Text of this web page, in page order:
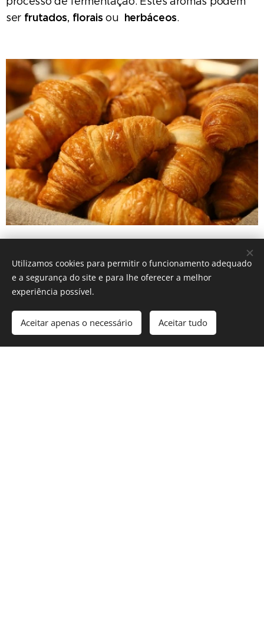
ser frutados, floraisou herbáceos.
Surgem pelas opções de vinificação posteriores à
fermentação. Os mais óbvios são os que se
extraem da madeira comobaunilha,chocolate
fumo. Estes aromas podem também incluir notas
decreme,nata,manteiga, resultado da conversão
Utilizamos cookies para permitir o funcionamento adequado
e a segurança do site e para lhe oferecer a melhor
experiência possível.
Aceitar apenas o necessário Aceitar tudo